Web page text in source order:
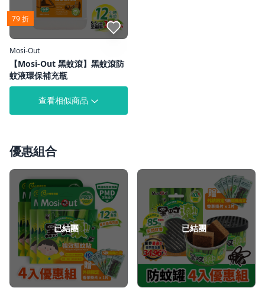
79 折
點我收藏
Mosi-Out
【Mosi-Out 黑蚊滾】黑蚊滾防
蚊液環保補充瓶
查看相似商品
優惠組合
已結團 已結團